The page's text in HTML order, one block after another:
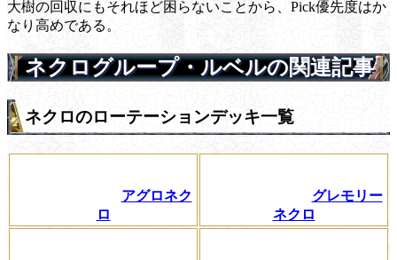
大樹の回収にもそれほど困らないことから、Pick優先度はか
なり高めである。
ネクログループ・ルベルの関連記事
ネクロのローテーションデッキ一覧
アグロネク
ロ
グレモリー
ネクロ